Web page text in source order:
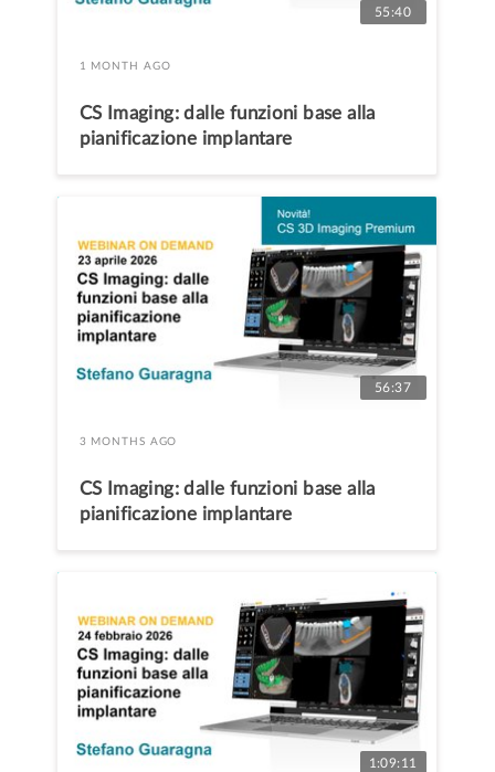
55:40
1 MONTH AGO
CS Imaging: dalle funzioni base alla
pianificazione implantare
56:37
3 MONTHS AGO
CS Imaging: dalle funzioni base alla
pianificazione implantare
1:09:11